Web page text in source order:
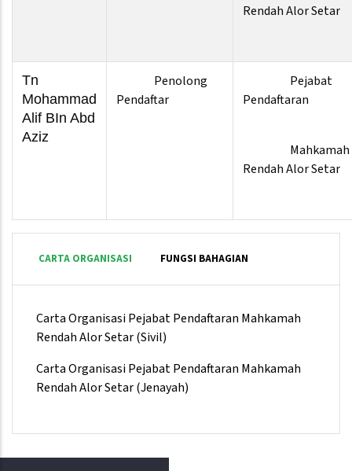
Rendah Alor Setar
Tn
Mohammad
Alif BIn Abd
Aziz
Penolong
Pendaftar
Pejabat
Pendaftaran
Mahkamah
Rendah Alor Setar
CARTA ORGANISASI FUNGSI BAHAGIAN
Carta Organisasi Pejabat Pendaftaran Mahkamah
Rendah Alor Setar (Sivil)
Carta Organisasi Pejabat Pendaftaran Mahkamah
Rendah Alor Setar (Jenayah)